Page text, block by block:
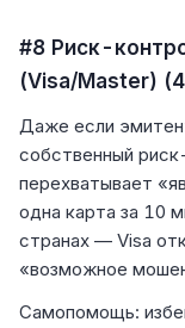
#8 Риск-
(Visa/Master)
Даже если
собственный
перехватывает
одна карта за 10
странах — Visa
«возможное
Самопомощь: